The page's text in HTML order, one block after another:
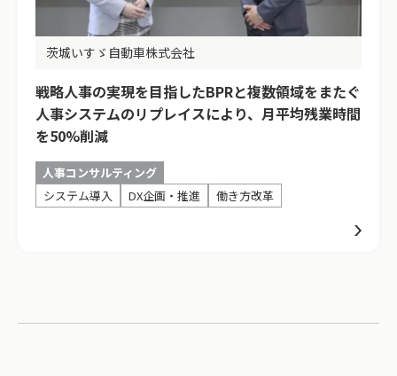
茨城いすゞ自動車株式会社
戦略人事の実現を目指したBPRと複数領域をまたぐ
人事システムのリプレイスにより、月平均残業時間
を50%削減
人事コンサルティング
システム導入
DX企画・推進 働き方改革